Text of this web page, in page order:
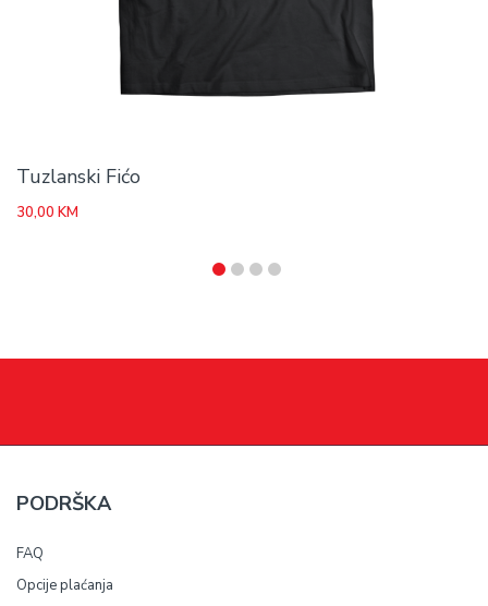
Tuzlanski Fićo
30,00 KM
PODRŠKA
FAQ
Opcije plaćanja